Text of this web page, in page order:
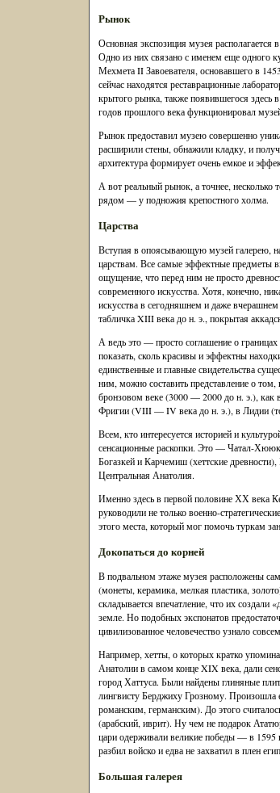
Рынок
Основная экспозиция музея располагается
Одно из них связано с именем еще одного
Мехмета II Завоевателя, основавшего в
сейчас находятся реставрационные
крытого рынка, также появившегося здесь
годов прошлого века функционировал
Рынок предоставил музею совершенно
расширили стены, обнажили кладку, и
архитектура формирует очень емкое и
А вот реальный рынок, а точнее,
рядом — у подножия крепостного холма.
Царства
Вступая в опоясывающую музей галерею,
царствам. Все самые эффектные предметы
ощущение, что перед ним не просто
современного искусства. Хотя, конечно,
искусства в сегодняшнем и даже
табличка XIII века до н. э., покрытая
А ведь это — просто соглашение о
показать, сколь красивы и эффектны
единственные и главные свидетельства
ним, можно составить представление о
бронзовом веке (3000 — 2000 до н. э.), как
Фригии (VIII — IV века до н. э.), в Лидии
Всем, кто интересуется историей и
сенсационные раскопки. Это — Чатал-
Богазкей и Карчемиш (хеттские
Центральная Анатолия.
Именно здесь в первой половине ХХ века
руководили не только военно-
этого места, который мог помочь туркам
Докопаться до корней
В подвальном этаже музея расположены
(монеты, керамика, мелкая пластика,
складывается впечатление, что их создали
земле. Но подобных экспонатов
цивилизованное человечество узнало
Например, хетты, о которых кратко
Анатолии в самом конце XIX века, дали
город Хаттуса. Были найдены глиняные
лингвисту Берджиху Грозному. Произошла
романским, германским). До этого
(арабский, иврит). Ну чем не подарок
цари одерживали великие победы — в 1595
разбил войско и едва не захватил в плен
Большая галерея